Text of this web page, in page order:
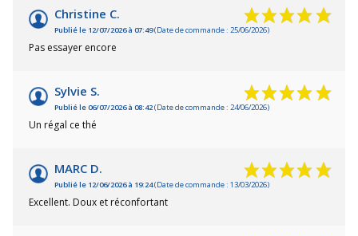
Christine C.
Publié le 12/07/2026 à 07:49(Date de commande : 25/06/2026)
Pas essayer encore
Sylvie S.
Publié le 06/07/2026 à 08:42(Date de commande : 24/06/2026)
Un régal ce thé
MARC D.
Publié le 12/06/2026 à 19:24(Date de commande : 13/03/2026)
Excellent. Doux et réconfortant